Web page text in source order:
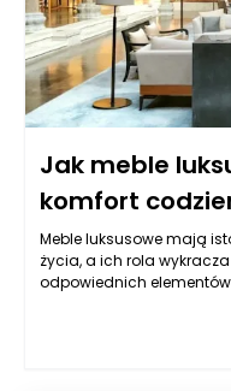
Jak meble
komfort
Meble luksusowe mają
życia, a ich rola
odpowiednich